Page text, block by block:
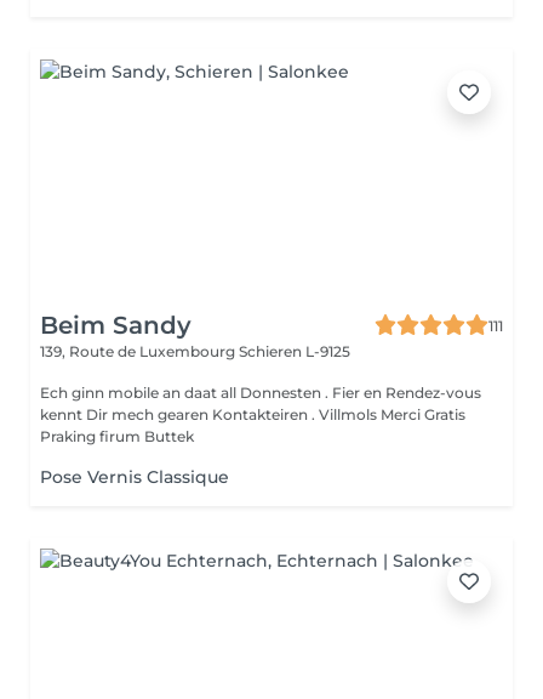
Beim Sandy
111
139, Route de Luxembourg Schieren L-9125
Ech ginn mobile an daat all Donnesten . Fier en Rendez-vous
kennt Dir mech gearen Kontakteiren . Villmols Merci Gratis
Praking firum Buttek
Pose Vernis Classique